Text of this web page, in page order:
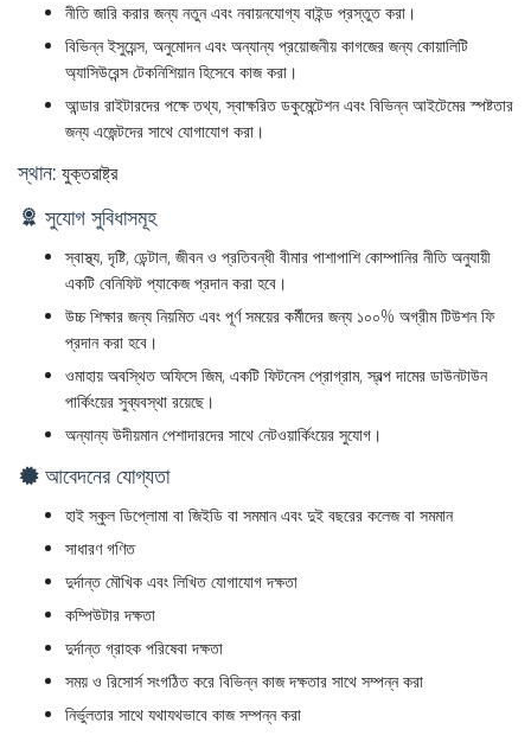
নীতি জারি করার জন্য নতুন এবং নবায়নযোগ্য বাইন্ড প্রস্তুত করা।
বিভিন্ন ইসুয়েন্স, অনুমোদন এবং অন্যান্য প্রয়োজনীয় কাগজের জন্য কোয়ালিটি
অ্যাসিউরেন্স টেকনিশিয়ান হিসেবে কাজ করা।
আন্ডার রাইটারদের পক্ষে তথ্য, স্বাক্ষরিত ডকুমেন্টেশন এবং বিভিন্ন আইটেমের স্পষ্টতার
জন্য এজেন্টদের সাথে যোগাযোগ করা।
স্থান: যুক্তরাষ্ট্র
সুযোগ সুবিধাসমূহ
স্বাস্থ্য, দৃষ্টি, ডেন্টাল, জীবন ও প্রতিবন্ধী বীমার পাশাপাশি কোম্পানির নীতি অনুযায়ী
একটি বেনিফিট প্যাকেজ প্রদান করা হবে।
উচ্চ শিক্ষার জন্য নিয়মিত এবং পূর্ণ সময়ের কর্মীদের জন্য ১০০% অগ্রীম টিউশন ফি
প্রদান করা হবে।
ওমাহায় অবস্থিত অফিসে জিম, একটি ফিটনেস প্রোগ্রাম, স্বল্প দামের ডাউনটাউন
পার্কিংয়ের সুব্যবস্থা রয়েছে।
অন্যান্য উদীয়মান পেশাদারদের সাথে নেটওয়ার্কিংয়ের সুযোগ।
আবেদনের যোগ্যতা
হাই স্কুল ডিপ্লোমা বা জিইডি বা সমমান এবং দুই বছরের কলেজ বা সমমান
সাধারণ গণিত
দুর্দান্ত মৌখিক এবং লিখিত যোগাযোগ দক্ষতা
কম্পিউটার দক্ষতা
দুর্দান্ত গ্রাহক পরিষেবা দক্ষতা
সময় ও রিসোর্স সংগঠিত করে বিভিন্ন কাজ দক্ষতার সাথে সম্পন্ন করা
নির্ভুলতার সাথে যথাযথভাবে কাজ সম্পন্ন করা